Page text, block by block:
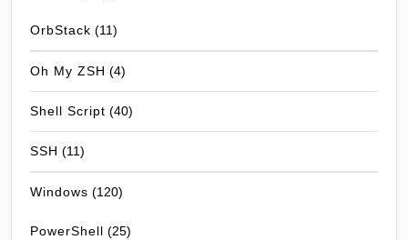
OrbStack (11)
Oh My ZSH (4)
Shell Script (40)
SSH (11)
Windows (120)
PowerShell (25)